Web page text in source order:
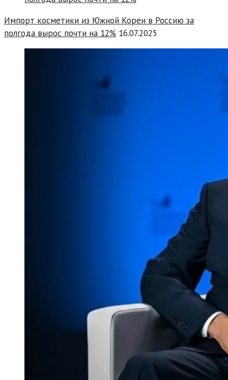
Импорт косметики из Южной Кореи в Россию за
полгода вырос почти на 12% 16.07.2025